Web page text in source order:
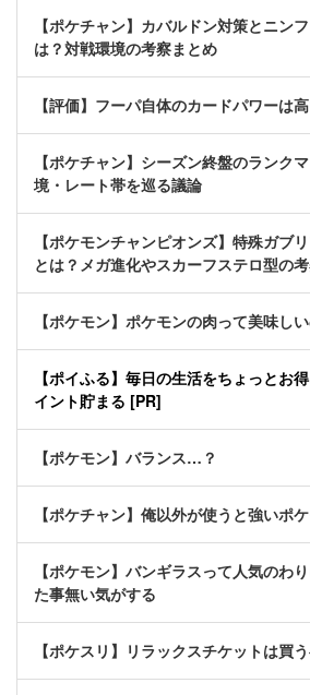
【ポケチャン】カバルドン対策とニン
は？対戦環境の考察まとめ
【評価】フーパ自体のカードパワーは
【ポケチャン】シーズン終盤のランク
境・レート帯を巡る議論
【ポケモンチャンピオンズ】特殊ガブ
とは？メガ進化やスカーフステロ型の
【ポケモン】ポケモンの肉って美味し
【ポイふる】毎日の生活をちょっとお
イント貯まる [PR]
【ポケモン】バランス…？
【ポケチャン】俺以外が使うと強いポ
【ポケモン】バンギラスって人気のわ
た事無い気がする
【ポケスリ】リラックスチケットは買